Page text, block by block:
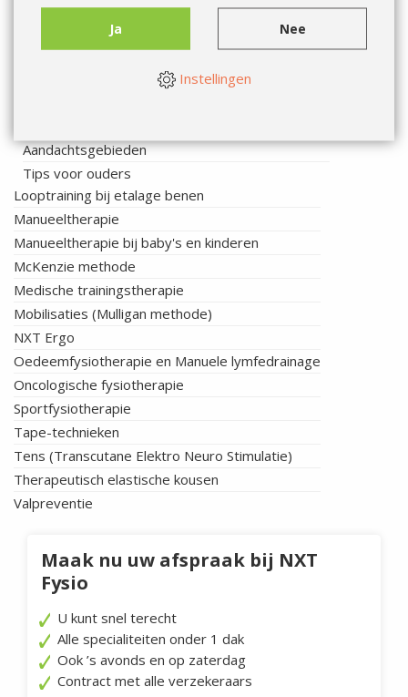
Ja Nee
Instellingen
GLI - voor bedrijven
Handtherapie
Hart-, vaat- en longrevalidatie
Aandachtsgebieden
Tips voor ouders
Looptraining bij etalage benen
Manueeltherapie
Manueeltherapie bij baby's en kinderen
McKenzie methode
Medische trainingstherapie
Mobilisaties (Mulligan methode)
NXT Ergo
Oedeemfysiotherapie en Manuele lymfedrainage
Oncologische fysiotherapie
Sportfysiotherapie
Tape-technieken
Tens (Transcutane Elektro Neuro Stimulatie)
Therapeutisch elastische kousen
Valpreventie
Maak nu uw afspraak bij NXT
Fysio
U kunt snel terecht
Alle specialiteiten onder 1 dak
Ook ’s avonds en op zaterdag
Contract met alle verzekeraars